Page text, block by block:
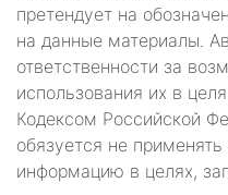
претендует на
на данные материалы.
ответственности за
использования их в
Кодексом Российской
обязуется не
информацию в целях,